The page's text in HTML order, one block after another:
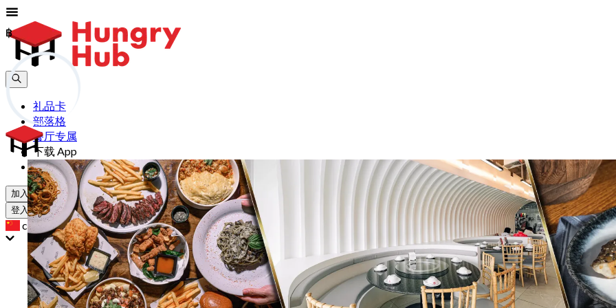
礼品卡
部落格
餐厅专属
下载 App
帮助
加入
登入
cn
฿
฿